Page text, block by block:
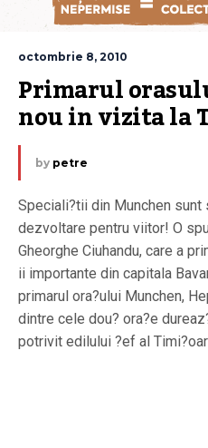
octombrie 8, 2010
Primarul
nou in vizita la
by petre
Speciali?tii din Munchen sunt
dezvoltare pentru viitor! O
Gheorghe Ciuhandu, care a
ii importante din capitala
primarul ora?ului Munchen,
dintre cele dou? ora?e
potrivit edilului ?ef al